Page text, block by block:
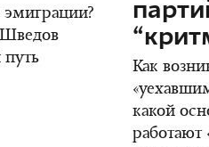
путь
Как
какой
работают